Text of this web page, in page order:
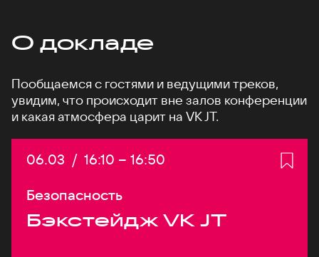
О докладе
Пообщаемся с гостями и ведущими треков,
увидим, что происходит вне залов конференции
и какая атмосфера царит на VK JT.
Дата:
06.03 / Начало:
16:10 – Конец:
16:50
Безопасность
Бэкстейдж VK JT